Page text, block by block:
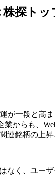
探トッ
一段と高
からも、
連銘柄の上
く、ユー